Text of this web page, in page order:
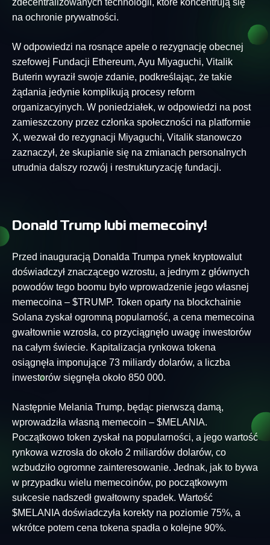
zdecentralizowanych technologii, które koncentrują się
na ochronie prywatności.
W odpowiedzi na rosnące apele o rezygnację obecnej
szefowej Fundacji Ethereum, Ayu Miyaguchi, Vitalik
Buterin wyraził swoje zdanie, podkreślając, że takie
żądania jedynie komplikują procesy reform
organizacyjnych. W poniedziałek, w odpowiedzi na post
zamieszczony przez członka społeczności na platformie
X, wezwał do rezygnacji Miyaguchi, Vitalik stanowczo
zaznaczył, że skupianie się na zmianach personalnych
utrudnia dalszy rozwój i restrukturyzację fundacji.
Donald Trump lubi memecoiny!
Przed inauguracją Donalda Trumpa rynek kryptowalut
doświadczył znaczącego wzrostu, a jednym z głównych
powodów tego boomu było wprowadzenie jego własnej
memecoina – $TRUMP. Token oparty na blockchainie
Solana zyskał ogromną popularność, a cena memecoina
gwałtownie wzrosła, co przyciągnęło uwagę inwestorów
na całym świecie. Kapitalizacja rynkowa tokena
osiągnęła imponujące 73 miliardy dolarów, a liczba
inwestorów sięgnęła około 850 000.
Następnie Melania Trump, będąc pierwszą damą,
wprowadziła własną memecoin – $MELANIA.
Początkowo token zyskał na popularności, a jego wartość
rynkowa wzrosła do około 2 miliardów dolarów, co
wzbudziło ogromne zainteresowanie. Jednak, jak to bywa
w przypadku wielu memecoinów, po początkowym
sukcesie nadszedł gwałtowny spadek. Wartość
$MELANIA doświadczyła korekty na poziomie 75%, a
wkrótce potem cena tokena spadła o kolejne 90%.